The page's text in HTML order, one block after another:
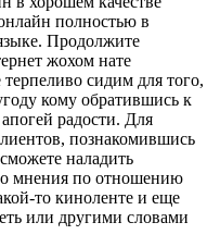
полностью в
Продолжите
жохом нате
сидим для того,
кому обратившись к
радости. Для
познакомившись
наладить
мнения по отношению
то киноленте и еще
или другими словами